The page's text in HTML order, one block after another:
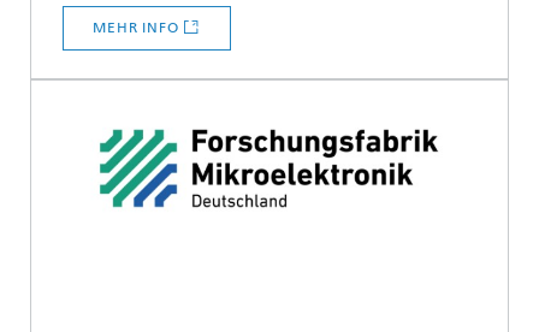
MEHR INFO